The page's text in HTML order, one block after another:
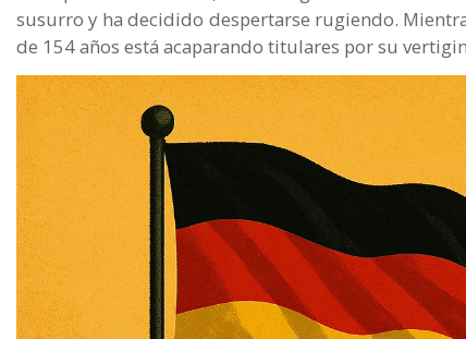
susurro y ha decidido despertarse rugiendo.
de 154 años está acaparando titulares por su